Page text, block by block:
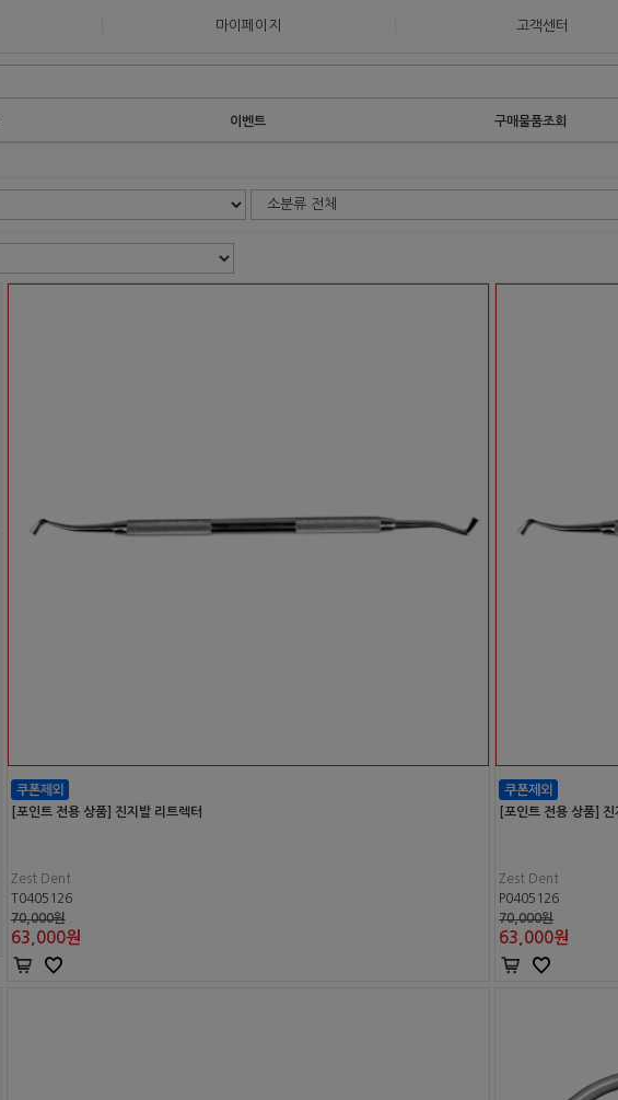
마이페이지 고객센터
이벤트 구매물품조회
[포인트 전용 상품] 진지발 리트렉터
Zest Dent
T0405126
70,000원
63,000원
[포인트 전용 상품] 진
Zest Dent
P0405126
70,000원
63,000원